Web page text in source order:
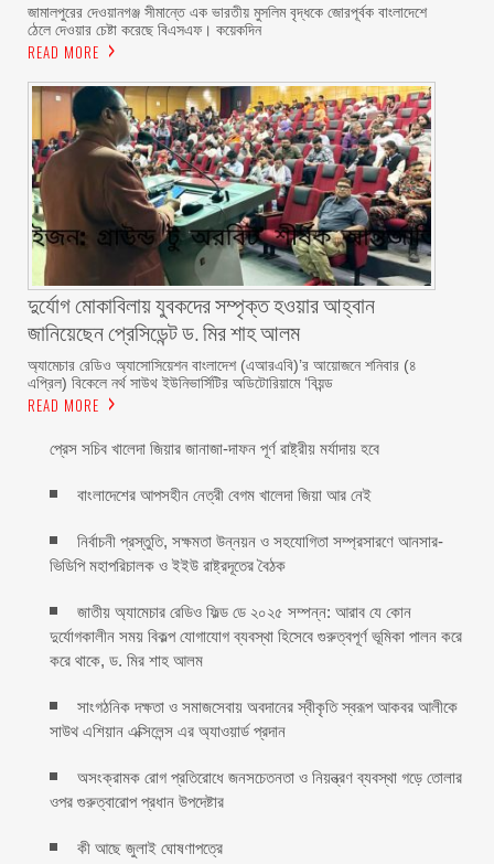
জামালপুরের দেওয়ানগঞ্জ সীমান্তে এক ভারতীয় মুসলিম বৃদ্ধকে জোরপূর্বক বাংলাদেশে
ঠেলে দেওয়ার চেষ্টা করেছে বিএসএফ। কয়েকদিন
READ MORE
দুর্যোগ মোকাবিলায় যুবকদের সম্পৃক্ত হওয়ার আহ্বান
জানিয়েছেন প্রেসিডেন্ট ড. মির শাহ আলম ‎ ‎
অ্যামেচার রেডিও অ্যাসোসিয়েশন বাংলাদেশ (এআরএবি)’র আয়োজনে শনিবার (৪
এপ্রিল) বিকেলে নর্থ সাউথ ইউনিভার্সিটির অডিটোরিয়ামে ‘বিয়ন্ড
READ MORE
প্রেস সচিব খালেদা জিয়ার জানাজা-দাফন পূর্ণ রাষ্ট্রীয় মর্যাদায় হবে
বাংলাদেশের আপসহীন নেত্রী বেগম খালেদা জিয়া আর নেই
নির্বাচনী প্রস্তুতি, সক্ষমতা উন্নয়ন ও সহযোগিতা সম্প্রসারণে আনসার-
ভিডিপি মহাপরিচালক ও ইইউ রাষ্ট্রদূতের বৈঠক
জাতীয় অ্যামেচার রেডিও ফিল্ড ডে ২০২৫ সম্পন্ন: আরাব যে কোন
দুর্যোগকালীন সময় বিকল্প যোগাযোগ ব্যবস্থা হিসেবে গুরুত্বপূর্ণ ভূমিকা পালন করে
করে থাকে, ড. মির শাহ আলম
সাংগঠনিক দক্ষতা ও সমাজসেবায় অবদানের স্বীকৃতি স্বরূপ আকবর আলীকে
সাউথ এশিয়ান এক্সিলেন্স এর অ্যাওয়ার্ড প্রদান
অসংক্রামক রোগ প্রতিরোধে জনসচেতনতা ও নিয়ন্ত্রণ ব্যবস্থা গড়ে তোলার
ওপর গুরুত্বারোপ প্রধান উপদেষ্টার
কী আছে জুলাই ঘোষণাপত্রে